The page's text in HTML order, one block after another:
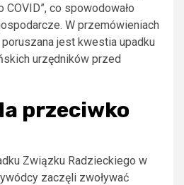
COVID”, co spowodowało
W przemówieniach
jest kwestia upadku
urzędników przed
przeciwko
Związku Radzieckiego w
zaczęli zwoływać